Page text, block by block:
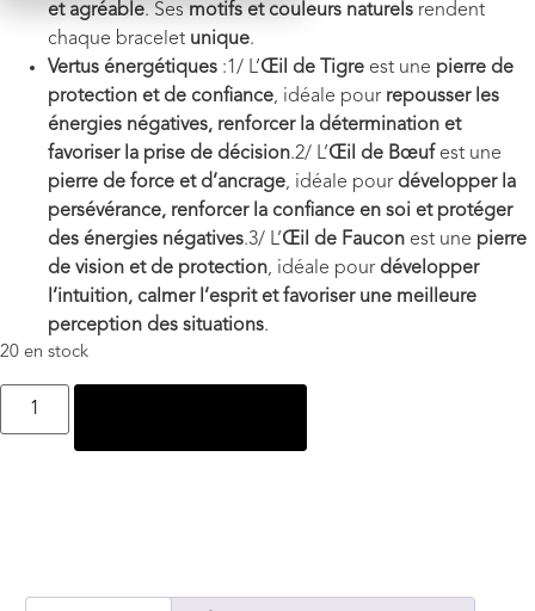
et agréable. Ses motifs et couleurs naturels rendent
chaque bracelet unique.
Vertus énergétiques :1/ L’Œil de Tigre est une pierre de
protection et de confiance, idéale pour repousser les
énergies négatives, renforcer la détermination et
favoriser la prise de décision.2/ L’Œil de Bœufest une
pierre de force et d’ancrage, idéale pour développer la
persévérance, renforcer la confiance en soi et protéger
des énergies négatives.3/ L’Œil de Faucon est une pierre
de vision et de protection, idéale pour développer
l’intuition, calmer l’esprit et favoriser une meilleure
perception des situations.
20 en stock